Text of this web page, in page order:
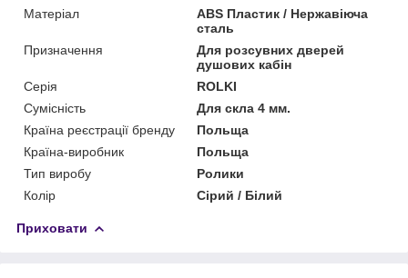
Матеріал
ABS Пластик / Нержавіюча
сталь
Призначення
Для розсувних дверей
душових кабін
Серія
ROLKI
Сумісність
Для скла 4 мм.
Країна реєстрації бренду
Польща
Країна-виробник
Польща
Тип виробу
Ролики
Колір
Сірий / Білий
Приховати